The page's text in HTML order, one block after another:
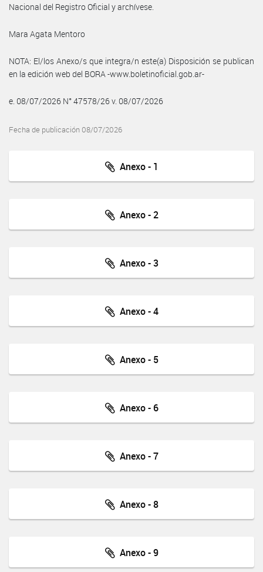
Nacional del Registro Oficial y archívese.
Mara Agata Mentoro
NOTA: El/los Anexo/s que integra/n este(a) Disposición se publican
en la edición web del BORA -www.boletinoficial.gob.ar-
e. 08/07/2026 N° 47578/26 v. 08/07/2026
Fecha de publicación 08/07/2026
Anexo - 1
Anexo - 2
Anexo - 3
Anexo - 4
Anexo - 5
Anexo - 6
Anexo - 7
Anexo - 8
Anexo - 9